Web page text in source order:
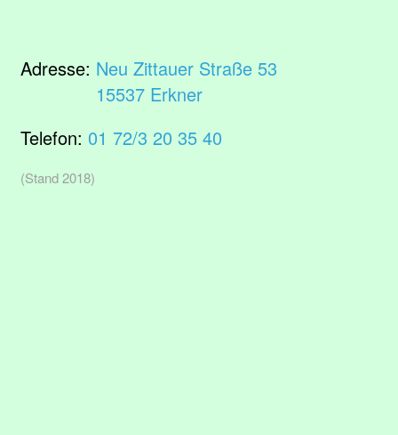
Adresse: Neu Zittauer Straße 53
15537 Erkner
Telefon: 01 72/3 20 35 40
(Stand 2018)